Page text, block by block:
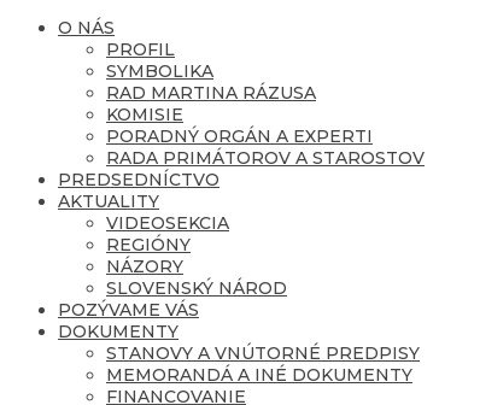
O NÁS
PROFIL
SYMBOLIKA
RAD MARTINA RÁZUSA
KOMISIE
PORADNÝ ORGÁN A EXPERTI
RADA PRIMÁTOROV A STAROSTOV
PREDSEDNÍCTVO
AKTUALITY
VIDEOSEKCIA
REGIÓNY
NÁZORY
SLOVENSKÝ NÁROD
POZÝVAME VÁS
DOKUMENTY
STANOVY A VNÚTORNÉ PREDPISY
MEMORANDÁ A INÉ DOKUMENTY
FINANCOVANIE